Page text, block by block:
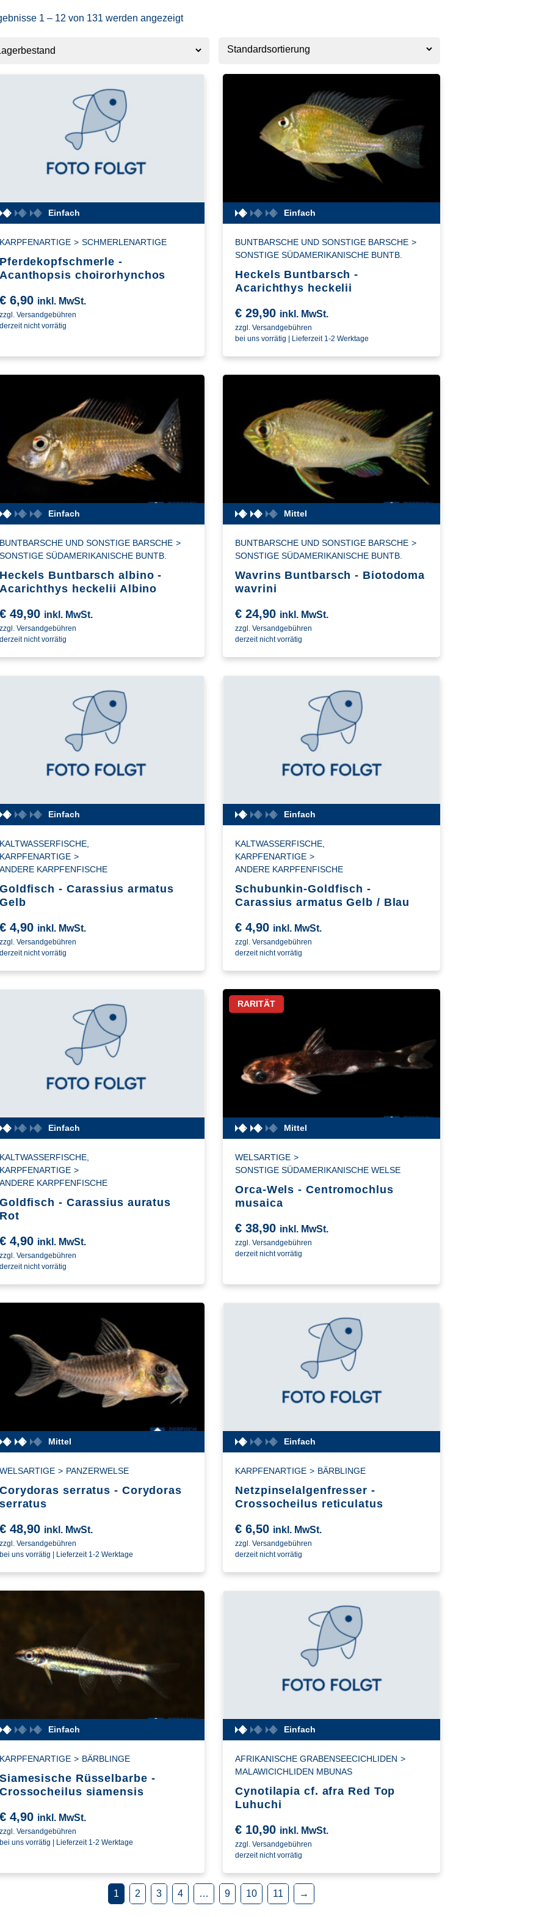
1 – 12 von 131 werden angezeigt
Einfach
KARPFENARTIGE > SCHMERLENARTIGE
Pferdekopfschmerle -
Acanthopsis choirorhynchos
€6,90 inkl. MwSt.
zzgl. Versandgebühren
derzeit nicht vorrätig
Einfach
BUNTBARSCHE UND SONSTIGE BARSCHE >
SONSTIGE SÜDAMERIKANISCHE BUNTB.
Heckels Buntbarsch -
Acarichthys heckelii
€ 29,90 inkl. MwSt.
zzgl. Versandgebühren
bei uns vorrätig | Lieferzeit 1-2 Werktage
Einfach
BUNTBARSCHE UND SONSTIGE BARSCHE >
SONSTIGE SÜDAMERIKANISCHE BUNTB.
Heckels Buntbarsch albino -
Acarichthys heckelii Albino
€49,90 inkl. MwSt.
zzgl. Versandgebühren
derzeit nicht vorrätig
Mittel
BUNTBARSCHE UND SONSTIGE BARSCHE >
SONSTIGE SÜDAMERIKANISCHE BUNTB.
Wavrins Buntbarsch - Biotodoma
wavrini
€ 24,90 inkl. MwSt.
zzgl. Versandgebühren
derzeit nicht vorrätig
Einfach
KALTWASSERFISCHE,
KARPFENARTIGE >
ANDERE KARPFENFISCHE
Goldfisch - Carassius armatus
Gelb
€4,90 inkl. MwSt.
zzgl. Versandgebühren
derzeit nicht vorrätig
Einfach
KALTWASSERFISCHE
KARPFENARTIGE >
ANDERE KARPFENFISCHE
Schubunkin-Goldfisch -
Carassius armatus Gelb / Blau
€ 4,90 inkl. MwSt.
zzgl. Versandgebühren
derzeit nicht vorrätig
Einfach
KALTWASSERFISCHE,
KARPFENARTIGE >
ANDERE KARPFENFISCHE
Goldfisch - Carassius auratus
Rot
€4,90 inkl. MwSt.
zzgl. Versandgebühren
derzeit nicht vorrätig
RARITÄT
Mittel
WELSARTIGE >
SONSTIGE SÜDAMERIKANISCHE WELSE
Orca-Wels - Centromochlus
musaica
€ 38,90 inkl. MwSt.
zzgl. Versandgebühren
derzeit nicht vorrätig
Mittel
WELSARTIGE > PANZERWELSE
Corydoras serratus - Corydoras
serratus
€48,90 inkl. MwSt.
zzgl. Versandgebühren
bei uns vorrätig | Lieferzeit 1-2 Werktage
Einfach
KARPFENARTIGE > BÄRBLINGE
Netzpinselalgenfresser -
Crossocheilus reticulatus
€ 6,50 inkl. MwSt.
zzgl. Versandgebühren
derzeit nicht vorrätig
Einfach
KARPFENARTIGE > BÄRBLINGE
Siamesische Rüsselbarbe -
Crossocheilus siamensis
€4,90 inkl. MwSt.
zzgl. Versandgebühren
bei uns vorrätig | Lieferzeit 1-2 Werktage
Einfach
AFRIKANISCHE GRABENSEECICHLIDEN >
MALAWICICHLIDEN MBUNAS
Cynotilapia cf. afra Red Top
Luhuchi
€ 10,90 inkl. MwSt.
zzgl. Versandgebühren
derzeit nicht vorrätig
1 2 3 4 … 9 10 11 →